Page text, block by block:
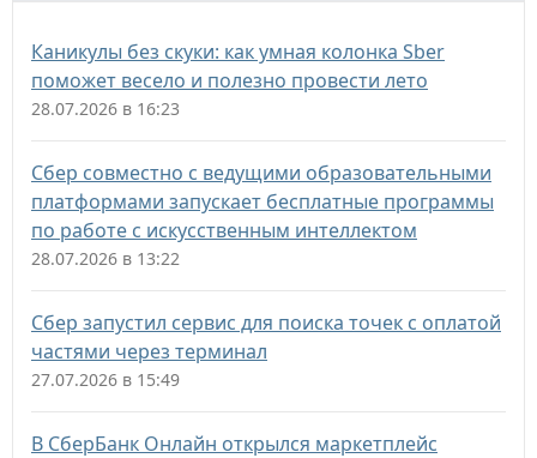
Каникулы без скуки: как умная колонка Sber
поможет весело и полезно провести лето
28.07.2026 в 16:23
Сбер совместно с ведущими образовательными
платформами запускает бесплатные программы
по работе с искусственным интеллектом
28.07.2026 в 13:22
Сбер запустил сервис для поиска точек с оплатой
частями через терминал
27.07.2026 в 15:49
В СберБанк Онлайн открылся маркетплейс